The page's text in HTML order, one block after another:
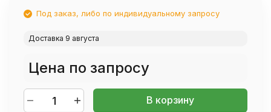
Под заказ, либо по индивидуальному запросу
Доставка 9 августа
Цена по запросу
В корзину